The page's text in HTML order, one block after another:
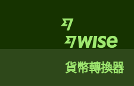
貨幣轉換器